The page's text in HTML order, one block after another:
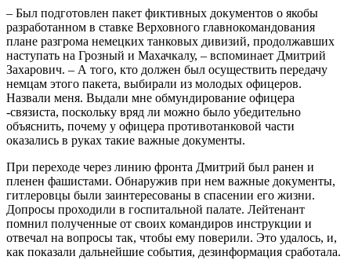
– Был подготовлен пакет фиктивных документов о якобы
разработанном в ставке Верховного главнокомандования
плане разгрома немецких танковых дивизий, продолжавших
наступать на Грозный и Махачкалу, – вспоминает Дмитрий
Захарович. – А того, кто должен был осуществить передачу
немцам этого пакета, выбирали из молодых офицеров.
Назвали меня. Выдали мне обмундирование офицера
-связиста, поскольку вряд ли можно было убедительно
объяснить, почему у офицера противотанковой части
оказались в руках такие важные документы.
При переходе через линию фронта Дмитрий был ранен и
пленен фашистами. Обнаружив при нем важные документы,
гитлеровцы были заинтересованы в спасении его жизни.
Допросы проходили в госпитальной палате. Лейтенант
помнил полученные от своих командиров инструкции и
отвечал на вопросы так, чтобы ему поверили. Это удалось, и,
как показали дальнейшие события, дезинформация сработала.